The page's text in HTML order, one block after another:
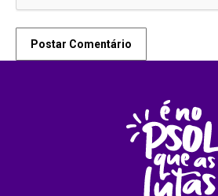
Postar Comentário